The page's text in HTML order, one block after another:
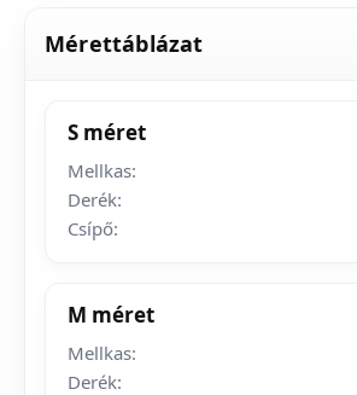
Mérettáblázat
S méret
Mellkas:
Derék:
Csípő:
M méret
Mellkas:
Derék: